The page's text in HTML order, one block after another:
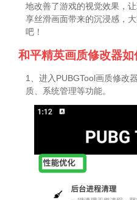
地改善了游戏的视觉效果，
享丝滑画面带来的沉浸感，
吧！
和平精英画质修改器如
1、进入PUBGTool画质修改
质、系统管理等功能。